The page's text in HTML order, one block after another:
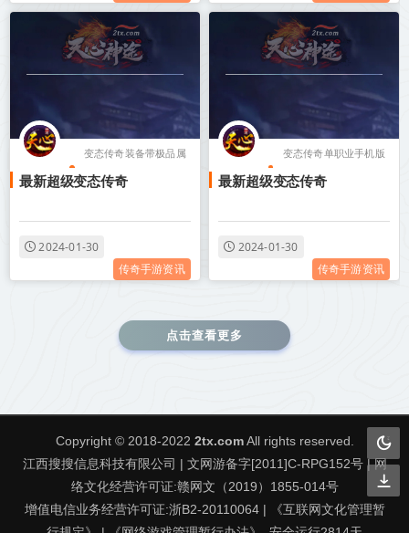
变态传奇装备带极品属
变态传奇单职业游戏盒
子
最新超级变态传奇
2024-01-30
传奇手游资讯
变态传奇单职业手机版
无任务
变态传奇单职业攻速
最新超级变态传奇
2024-01-30
传奇手游资讯
点击查看更多
Copyright © 2018-2022 2tx.comAll rights reserved.
江西搜搜信息科技有限公司 | 文网游备字[2011]C-RPG152号 | 网
络文化经营许可证:赣网文（2019）1855-014号
增值电信业务经营许可证:浙B2-20110064 | 《互联网文化管理暂